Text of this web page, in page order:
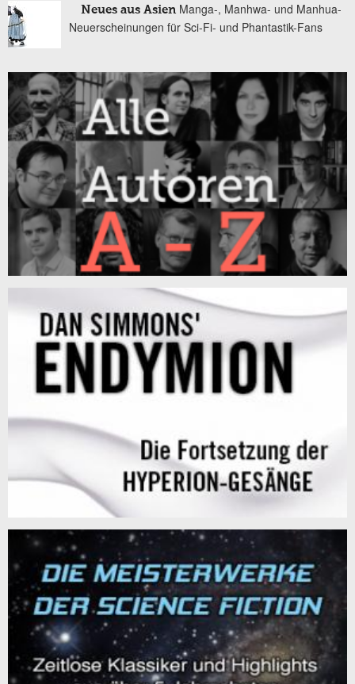
Neues aus Asien Manga-, Manhwa- und Manhua-
Neuerscheinungen für Sci-Fi- und Phantastik-Fans